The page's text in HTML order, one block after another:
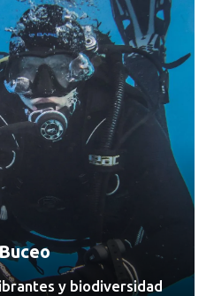
y biodiversidad